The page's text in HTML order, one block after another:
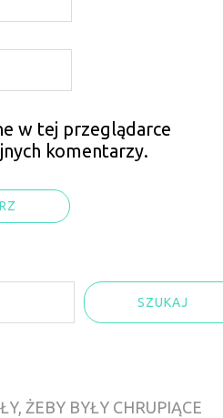
w tej przeglądarce
komentarzy.
SZUKAJ
ŻEBY BYŁY CHRUPIĄCE